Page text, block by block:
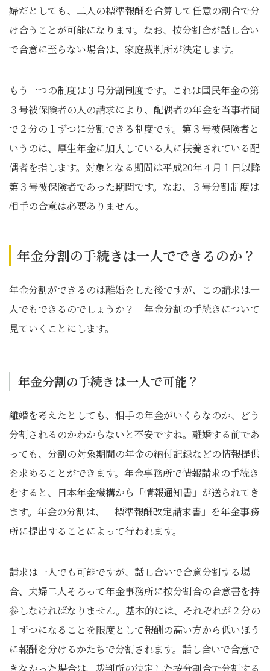
婦だとしても、二人の標準報酬を合算して任意の割合で分
け合うことが可能になります。なお、按分割合が話し合い
で合意に至らない場合は、家庭裁判所が決定します。
もう一つの制度は３号分割制度です。これは国民年金の第
３号被保険者の人の請求により、配偶者の年金を当事者間
で２分の１ずつに分割できる制度です。第３号被保険者と
いうのは、厚生年金に加入している人に扶養されている配
偶者を指します。対象となる期間は平成20年４月１日以降
第３号被保険者であった期間です。なお、３号分割制度は
相手の合意は必要ありません。
年金分割の手続きは一人でできるのか？
年金分割ができるのは離婚をした後ですが、この請求は一
人でもできるのでしょうか？ 年金分割の手続きについて
見ていくことにします。
年金分割の手続きは一人で可能？
離婚を考えたとしても、相手の年金がいくらなのか、どう
分割されるのかわからないと不安ですね。離婚する前であ
っても、分割の対象期間の年金の納付記録などの情報提供
を求めることができます。年金事務所で情報請求の手続き
をすると、日本年金機構から「情報通知書」が送られてき
ます。年金の分割は、「標準報酬改定請求書」を年金事務
所に提出することによって行われます。
請求は一人でも可能ですが、話し合いで合意分割する場
合、夫婦二人そろって年金事務所に按分割合の合意書を持
参しなければなりません。基本的には、それぞれが２分の
１ずつになることを限度として報酬の高い方から低いほう
に報酬を分けるかたちで分割されます。話し合いで合意で